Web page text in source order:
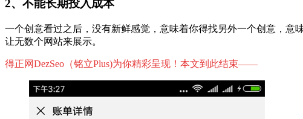
2、不能长期投入成本
一个创意看过之后，没有新鲜感觉，意味着你得找另外一个创意，意
让无数个网站来展示。
得正网DezSeo（铭立Plus)为你精彩呈现！本文到此结束——